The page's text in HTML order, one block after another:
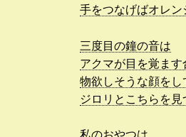
手をつなげばオレン
三度目の鐘の音は
アクマが目を覚ます
物欲しそうな顔をし
ジロリとこちらを見